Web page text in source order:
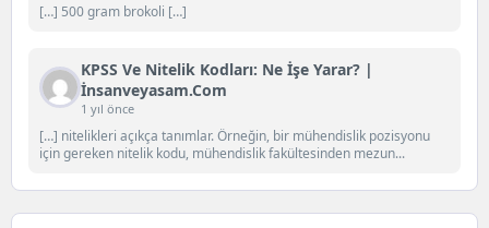
[…] 500 gram brokoli […]
KPSS Ve Nitelik Kodları: Ne İşe Yarar? |
İnsanveyasam.com
1 yıl önce
[…] nitelikleri açıkça tanımlar. Örneğin, bir mühendislik pozisyonu
için gereken nitelik kodu, mühendislik fakültesinden mezun...